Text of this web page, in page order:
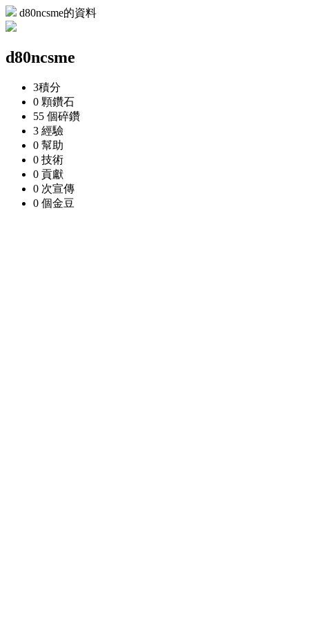
d80ncsme的資料
d80ncsme
3積分
0 顆鑽石
55 個碎鑽
3 經驗
0 幫助
0 技術
0 貢獻
0 次宣傳
0 個金豆